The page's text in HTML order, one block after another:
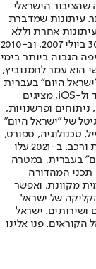
הישראלי
עיתונות שמדברת
אחרת וללא
תשלום. המהדורה המודפסת הראשונה פורסמה ב-30 ביולי 2007, וב-2010
הגבוה ביותר בימי
הוא עמר לחמנוביץ,
היום" בעברית
ובאנגלית, כמו כן היישומונים (אפליקציות) לאנדרואיד ול-iOS, מציגים
ופרשנויות,
של "ישראל היום"
טכנולוגיה, ספורט,
כלכלה וצרכנות, בריאות, חיילים, אוכל, יהדות, תיירות ורכב. ב-2021 עלו
בעברית, במטרה
תכני המהדורה
מקוונת, ואפשר
של ישראל
ושירותים. ישראל
פנו אלינו